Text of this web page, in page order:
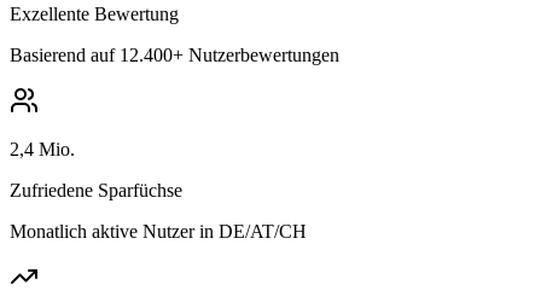
Exzellente Bewertung
Basierend auf 12.400+ Nutzerbewertungen
2,4 Mio.
Zufriedene Sparfüchse
Monatlich aktive Nutzer in DE/AT/CH